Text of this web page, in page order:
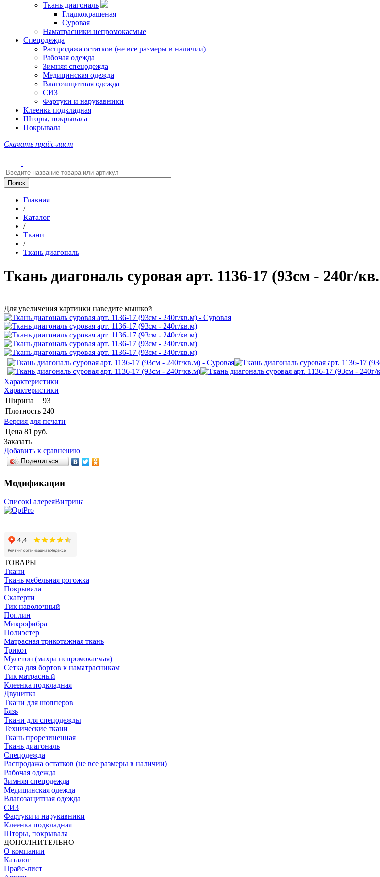
Ткань диагональ
Гладкокрашеная
Суровая
Наматрасники непромокаемые
Спецодежда
Распродажа остатков (не все размеры в наличии)
Рабочая одежда
Зимняя спецодежда
Медицинская одежда
Влагозащитная одежда
СИЗ
Фартуки и нарукавники
Клеенка подкладная
Шторы, покрывала
Покрывала
Скачать прайс-лист
Главная
/
Каталог
/
Ткани
/
Ткань диагональ
Ткань диагональ суровая арт. 1136-17 (93см - 240г/
Для увеличения картинки наведите мышкой
Характеристики
Характеристики
Ширина
93
Плотность 240
Версия для печати
Цена 81 руб.
Заказать
Добавить к сравнению
Поделиться…
Модификации
СписокГалереяВитрина
ТОВАРЫ
Ткани
Ткань мебельная рогожка
Покрывала
Скатерти
Тик наволочный
Поплин
Микрофибра
Полиэстер
Матрасная трикотажная ткань
Трикот
Мулетон (махра непромокаемая)
Сетка для бортов к наматрасникам
Тик матрасный
Клеенка подкладная
Двунитка
Ткани для шопперов
Бязь
Ткани для спецодежды
Технические ткани
Ткань прорезиненная
Ткань диагональ
Спецодежда
Распродажа остатков (не все размеры в наличии)
Рабочая одежда
Зимняя спецодежда
Медицинская одежда
Влагозащитная одежда
СИЗ
Фартуки и нарукавники
Клеенка подкладная
Шторы, покрывала
ДОПОЛНИТЕЛЬНО
О компании
Каталог
Прайс-лист